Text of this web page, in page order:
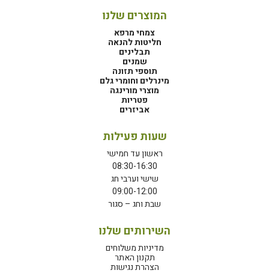
המוצרים שלנו
צמחי מרפא
חליטות להנאה
תבלינים
שמנים
תוספי תזונה
מינרלים וחומרי גלם
מוצרי מורינגה
פטריות
אביזרים
שעות פעילות
ראשון עד חמישי
08:30-16:30
שישי וערבי חג
09:00-12:00
שבת וחג – סגור
השירותים שלנו
מדיניות משלוחים
תקנון האתר
הצהרת נגישות